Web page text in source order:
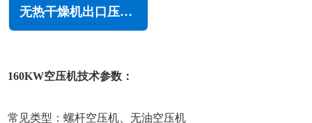
无热干燥机出口压力低怎么回事(浅析常见原因)
160KW空压机技术参数：
常见类型：螺杆空压机、无油空压机